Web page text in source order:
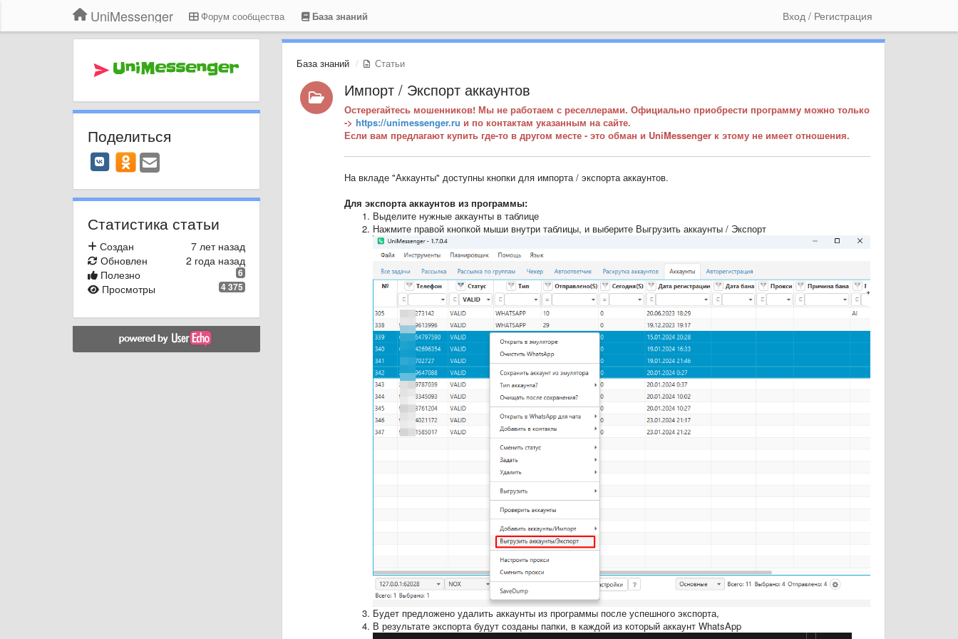
UniMessenger Форум сообщества База знаний Вход / Регистрация
Поделиться
Статистика статьи
7 лет назад
Создан
2 года назад
Обновлен
6
Полезно
4 375
Просмотры
База знаний Статьи
Импорт / Экспорт аккаунтов
Остерегайтесь мошенников! Мы не работаем с реселлерами. Официально приобрести программу можно только
-> https://unimessenger.ru и по контактам указанным на сайте.
Если вам предлагают купить где-то в другом месте - это обман и UniMessenger к этому не имеет отношения.
На вкладе "Аккаунты" доступны кнопки для импорта / экспорта аккаунтов.
Для экспорта аккаунтов из программы:
Выделите нужные аккаунты в таблице
Нажмите правой кнопкой мыши внутри таблицы, и выберите Выгрузить аккаунты / Экспорт
Будет предложено удалить аккаунты из программы после успешного экспорта,
В результате экспорта будут созданы папки, в каждой из который аккаунт WhatsApp